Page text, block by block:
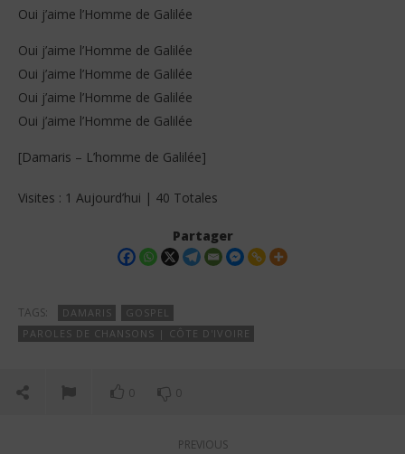
Oui j’aime l’Homme de Galilée
Oui j’aime l’Homme de Galilée
Oui j’aime l’Homme de Galilée
Oui j’aime l’Homme de Galilée
Oui j’aime l’Homme de Galilée
[Damaris – L’homme de Galilée]
Visites : 1 Aujourd’hui | 40 Totales
Partager
TAGS: DAMARIS
GOSPEL
PAROLES DE CHANSONS | CÔTE D'IVOIRE
0 0
PREVIOUS